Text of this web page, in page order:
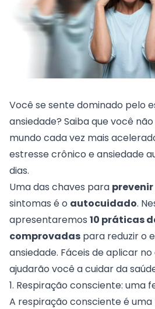
Você se sente dominado pelo
ansiedade? Saiba que você
mundo cada vez mais
estresse crônico e ansiedade
dias.
Uma das chaves para prevenir
sintomas é o autocuidado.
apresentaremos 10 práticas
comprovadas para reduzir o
ansiedade. Fáceis de aplicar no
ajudarão você a cuidar da
1. Respiração consciente:
A respiração consciente é